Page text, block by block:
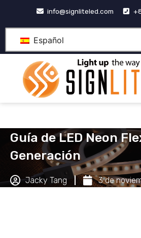
content
info@signliteled.com
Español
Guía de LED Neon
Generación
Jacky Tang 3 de